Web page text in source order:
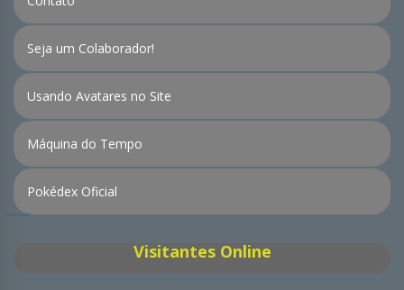
Seja um Colaborador!
Usando Avatares no Site
Máquina do Tempo
Pokédex Oficial
Visitantes Online